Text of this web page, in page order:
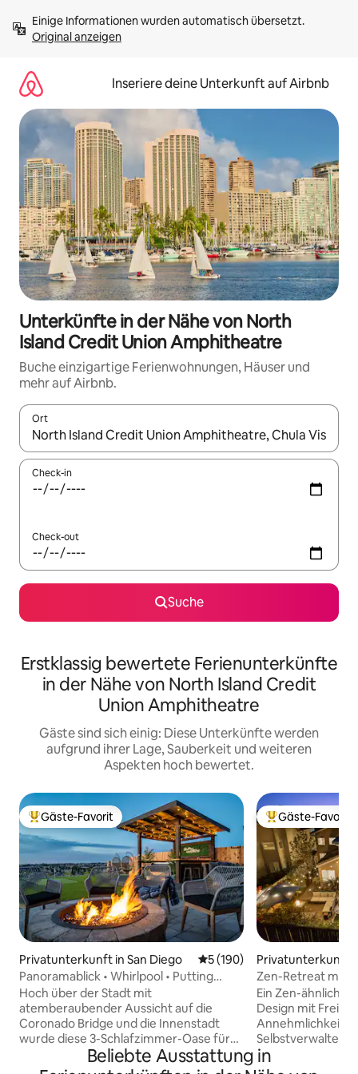
Inhalten
springenOriginal anzeigen
Inseriere deine Unterkunft auf Airbnb
Unterkünfte in der Nähe von North
Island Credit Union Amphitheatre
Buche einzigartige Ferienwohnungen, Häuser und
mehr auf Airbnb.
Ort
Wenn Ergebnisse verfügbar sind, navigiere mit den
Check-in
Check-out
Suche
Erstklassig bewertete Ferienunterkünfte
in der Nähe von North Island Credit
Union Amphitheatre
Gäste sind sich einig: Diese Unterkünfte werden
aufgrund ihrer Lage, Sauberkeit und weiteren
Aspekten hoch bewertet.
Beliebter Gäste-Favorit.
Gäste-Favorit
Privatunterkunft in San Diego Durchschnittliche
5 (190)
Panoramablick • Whirlpool • Putting
Green + Feuerstelle
Hoch über der Stadt mit
atemberaubender Aussicht auf die
Coronado Bridge und die Innenstadt
wurde diese 3-Schlafzimmer-Oase für
unvergessliche Erinnerungen gebaut.
Casa La Vista ist ein atemberaubender
Beliebter Gäste-
Gäste-Favorit
Privatunterkunft
sta
Zen-Retreat mit
Wanne
Ein Zen-
Design mit
Selbstverwaltet:
Fernblick auf den
von SD-
Beliebte Ausstattung in